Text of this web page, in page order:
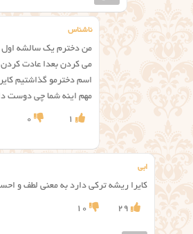
ناشناس
من دخترم یک سالشه اول
می کردن بعدا عادت کردن
اسم دخترمو گذاشتیم
مهم اینه شما چی دوست
1
0
ابی
کایرا ریشه ترکی دارد به معنی لطف و‌
29
10